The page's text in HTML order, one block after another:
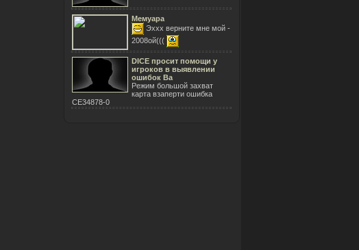
Мемуара
Эххх верните мне мой -
2008ой(((
DICE просит помощи у
игроков в выявлении
ошибок Ba
Режим большой захват
карта взаперти ошибка
CE34878-0